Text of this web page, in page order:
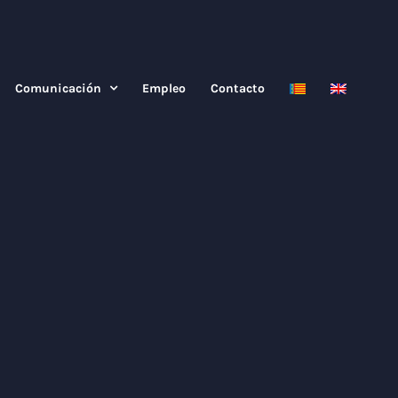
Comunicación Empleo Contacto